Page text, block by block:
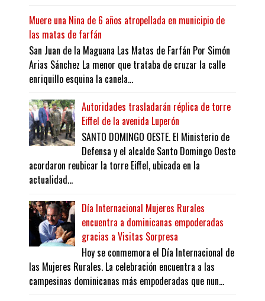
Muere una Nina de 6 años atropellada en municipio de
las matas de farfán
San Juan de la Maguana Las Matas de Farfán Por Simón
Arias Sánchez La menor que trataba de cruzar la calle
enriquillo esquina la canela...
Autoridades trasladarán réplica de torre
Eiffel de la avenida Luperón
SANTO DOMINGO OESTE. El Ministerio de
Defensa y el alcalde Santo Domingo Oeste
acordaron reubicar la torre Eiffel, ubicada en la
actualidad...
Día Internacional Mujeres Rurales
encuentra a dominicanas empoderadas
gracias a Visitas Sorpresa
Hoy se conmemora el Día Internacional de
las Mujeres Rurales. La celebración encuentra a las
campesinas dominicanas más empoderadas que nun...